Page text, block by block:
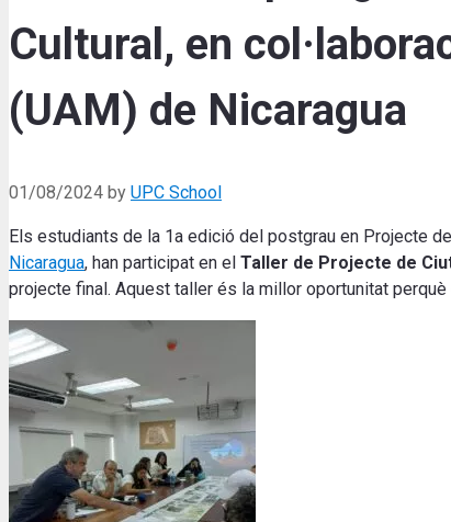
Cultural, en
(UAM) de Nicaragua
01/08/2024 by UPC School
Els estudiants de la 1a edició del postgrau en Projecte
Nicaragua, han participat en el Taller de Projecte de
projecte final. Aquest taller és la millor oportunitat